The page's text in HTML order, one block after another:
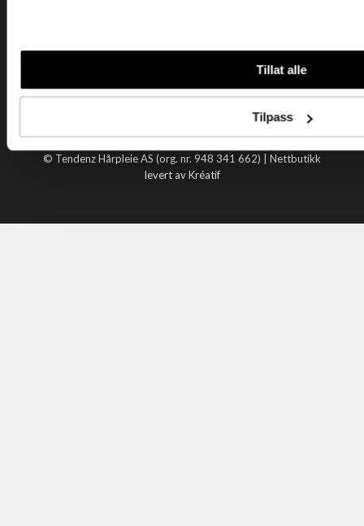
Tillat alle
Tilpass
Om oss
Handle hos oss
© Tendenz Hårpleie AS (org. nr. 948 341 662) | Nettbutikk
levert av Kréatif